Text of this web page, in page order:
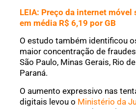
LEIA: Preço da internet móvel
em média R$ 6,19 por GB
O estudo também identificou
maior concentração de
São Paulo, Minas Gerais, Rio
Paraná.
O aumento expressivo nas
digitais levou o Ministério da